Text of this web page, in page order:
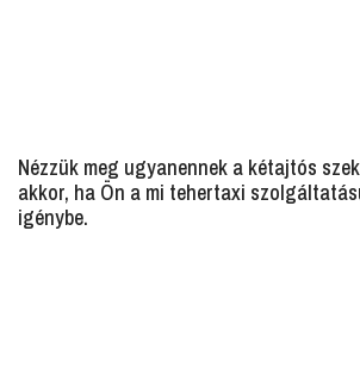
Nézzük meg ugyanennek a kétajtós
akkor, ha Ön a mi tehertaxi
igénybe.